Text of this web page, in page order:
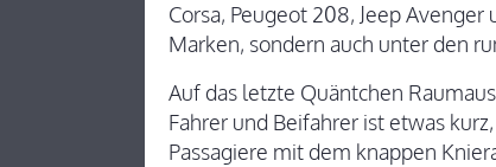
Corsa, Peugeot 208, Jeep
Marken, sondern auch unter den
Auf das letzte Quäntchen
Fahrer und Beifahrer ist etwas
Passagiere mit dem knappen